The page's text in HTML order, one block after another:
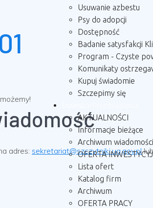
Usuwanie azbestu
Psy do adopcji
Dostępność
Badanie satysfakcji
Program - Czyste
Komunikaty
Kupuj świadomie
Szczepimy się
AKTUALNOŚCI
Informacje bieżące
Archiwum wiadomości
OFERTA
Lista ofert
Katalog firm
Archiwum
OFERTA PRACY
adres: sekretariat@szczytniki.ug.gov.pl